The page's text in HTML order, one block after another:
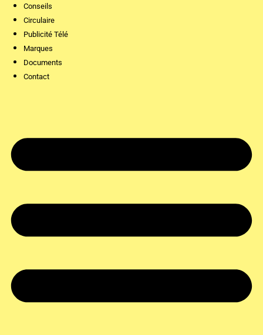
Conseils
Circulaire
Publicité Télé
Marques
Documents
Contact